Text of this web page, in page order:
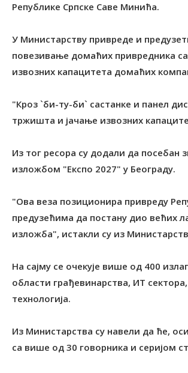
Републике Српске Саве Минића.
У Министарству привреде и
повезивање домаћих привредника
извозних капацитета домаћих
"Кроз `би-ту-би` састанке и панел
тржишта и јачање извозних
Из тог ресора су додали да посебан
изложбом "Експо 2027" у Београду.
"Ова веза позиционира привреду
предузећима да постану дио већих
изложба", истакли су из
На сајму се очекује више од 400
области грађевинарства, ИТ
технологија.
Из Министарства су навели да ће,
са више од 30 говорника и серијом